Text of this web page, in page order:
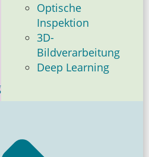
Optische
Inspektion
3D-
Bildverarbeitung
Deep Learning